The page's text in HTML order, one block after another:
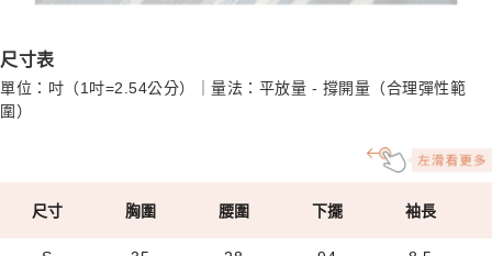
尺寸表
單位：吋（1吋=2.54公分）｜量法：平放量 - 撐開量（合理彈性範
圍）
尺寸 胸圍 腰圍 下擺 袖長